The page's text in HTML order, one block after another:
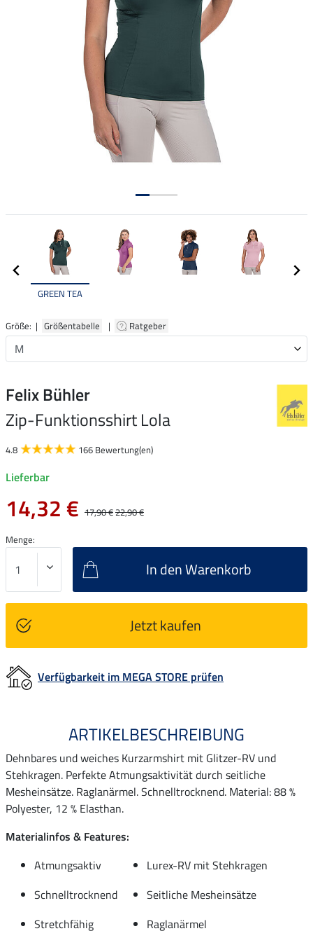
GREEN TEA
Größe: | Größentabelle | Ratgeber
Felix Bühler
Zip-Funktionsshirt Lola
4.8 166 Bewertung(en)
Lieferbar
14,32 € 17,90 €22,90 €
Menge:
In den Warenkorb
Jetzt kaufen
Verfügbarkeit im MEGA STORE prüfen
ARTIKELBESCHREIBUNG
Dehnbares und weiches Kurzarmshirt mit Glitzer-RV und
Stehkragen. Perfekte Atmungsaktivität durch seitliche
Mesheinsätze. Raglanärmel. Schnelltrocknend. Material: 88 %
Polyester, 12 % Elasthan.
Materialinfos & Features:
Atmungsaktiv
Lurex-RV mit Stehkragen
Schnelltrocknend
Seitliche Mesheinsätze
Stretchfähig
Raglanärmel